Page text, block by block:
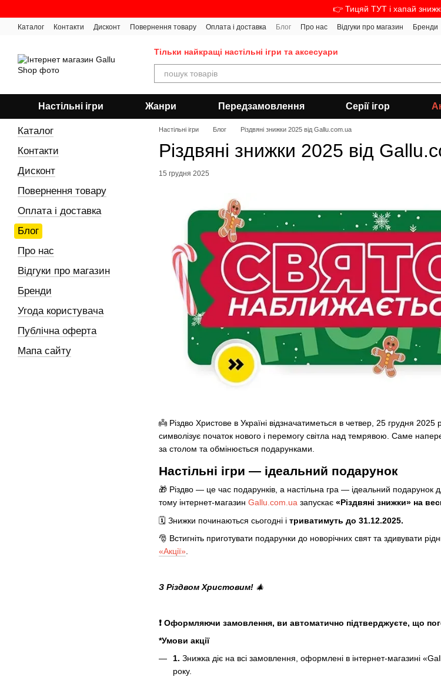
👉 Тицяй ТУТ і хапай
Каталог Контакти Дисконт Повернення товару Оплата і доставка Блог Про нас Відгуки про магазин Бренди
Тільки найкращі настільні ігри та аксесуари
Настільні ігри Жанри Передзамовлення Серії ігор
Настільні ігри Блог Різдвяні знижки 2025 від Gallu.com.ua
Різдвяні знижки 2025 від
15 грудня 2025
👼 Різдво Христове в Україні відзначатиметься в четвер, 25 грудня
символізує початок нового і перемогу світла над темрявою. Саме
за столом та обмінюється подарунками.
Настільні ігри — ідеальний подарунок
🎁 Різдво — це час подарунків, а настільна гра — ідеальний подарунок
тому інтернет-магазин Gallu.com.ua запускає «Різдвяні знижки» на
🗓️ Знижки починаються сьогодні і триватимуть до 31.12.2025.
🎅 Встигніть приготувати подарунки до новорічних свят та здивувати
«Акції»
З Різдвом Христовим! 🎄
❗ Оформляючи замовлення, ви автоматично підтверджуєте, що
*Умови акції
1. Знижка діє на всі замовлення, оформлені в інтернет-магазині
року.
Каталог
Контакти
Дисконт
Повернення товару
Оплата і доставка
Блог
Про нас
Відгуки про магазин
Бренди
Угода користувача
Публічна оферта
Мапа сайту